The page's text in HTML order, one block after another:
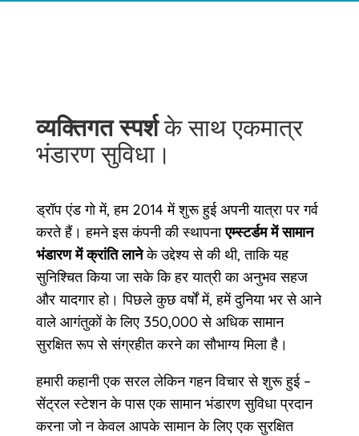
व्यक्तिगत स्पर्शके साथ एकमात्र
भंडारण सुविधा।
ड्रॉप एंड गो में, हम 2014 में शुरू हुई अपनी यात्रा पर गर्व
करते हैं। हमने इस कंपनी की स्थापनाएम्स्टर्डम में सामान
भंडारण में क्रांति लानेके उद्देश्य से की थी, ताकि यह
सुनिश्चित किया जा सके कि हर यात्री का अनुभव सहज
और यादगार हो। पिछले कुछ वर्षों में, हमें दुनिया भर से आने
वाले आगंतुकों के लिए 350,000 से अधिक सामान
सुरक्षित रूप से संग्रहीत करने का सौभाग्य मिला है।
हमारी कहानी एक सरल लेकिन गहन विचार से शुरू हुई –
सेंट्रल स्टेशन के पास एक सामान भंडारण सुविधा प्रदान
करना जो न केवल आपके सामान के लिए एक सुरक्षित